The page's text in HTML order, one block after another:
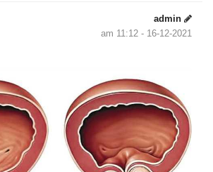
admin
16-12-2021 - 11:12 am